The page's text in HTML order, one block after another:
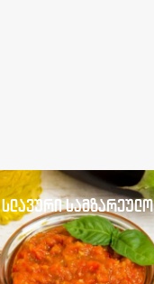
სლავური სამზარეულო